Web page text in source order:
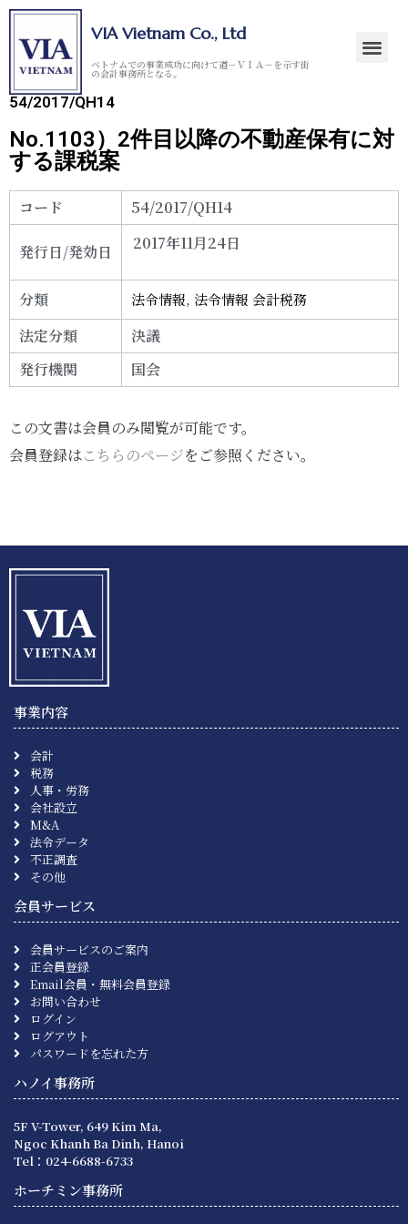
VIA Vietnam Co., Ltd
ベトナムでの事業成功に向けて道－ＶＩＡ－を示す街
の会計事務所となる。
54/2017/QH14
No.1103）2件目以降の不動産保有に対
する課税案
コード 54/2017/QH14
発行日/発効日 2017年11月24日
分類 法令情報,法令情報 会計税務
法定分類
決議
発行機関
国会
この文書は会員のみ閲覧が可能です。
会員登録はこちらのページをご参照ください。
事業内容
会計
税務
人事・労務
会社設立
M&A
法令データ
不正調査
その他
会員サービス
会員サービスのご案内
正会員登録
Email会員・無料会員登録
お問い合わせ
ログイン
ログアウト
パスワードを忘れた方
ハノイ事務所
5F V-Tower, 649 Kim Ma,
Ngoc Khanh Ba Dinh, Hanoi
Tel：024-6688-6733
ホーチミン事務所